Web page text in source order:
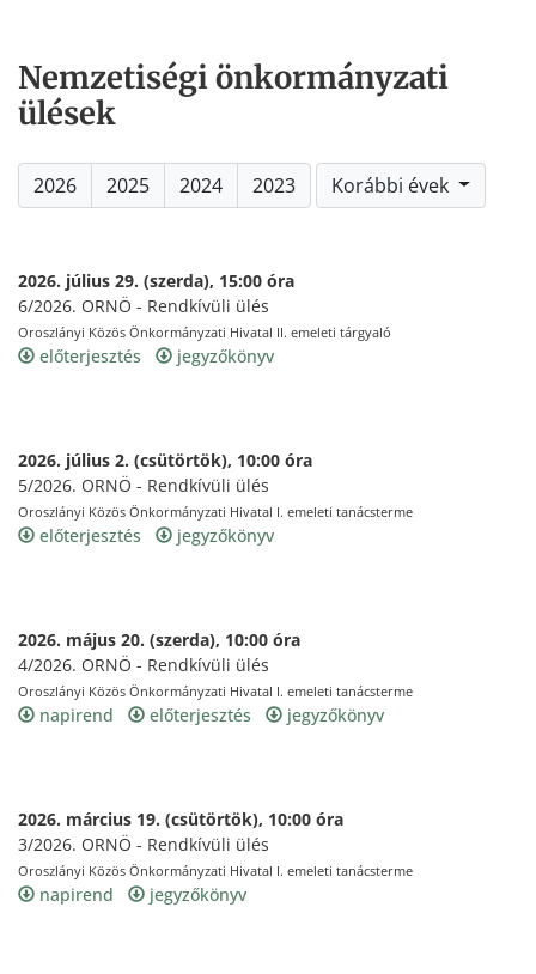
Nemzetiségi önkormányzati
ülések
2026 2025 2024 2023 Korábbi évek
2026. július 29. (szerda), 15:00 óra
6/2026. ORNÖ - Rendkívüli ülés
Oroszlányi Közös Önkormányzati Hivatal II. emeleti tárgyaló
előterjesztés jegyzőkönyv
2026. július 2. (csütörtök), 10:00 óra
5/2026. ORNÖ - Rendkívüli ülés
Oroszlányi Közös Önkormányzati Hivatal I. emeleti tanácsterme
előterjesztés jegyzőkönyv
2026. május 20. (szerda), 10:00 óra
4/2026. ORNÖ - Rendkívüli ülés
Oroszlányi Közös Önkormányzati Hivatal I. emeleti tanácsterme
napirend előterjesztés jegyzőkönyv
2026. március 19. (csütörtök), 10:00 óra
3/2026. ORNÖ - Rendkívüli ülés
Oroszlányi Közös Önkormányzati Hivatal I. emeleti tanácsterme
napirend jegyzőkönyv